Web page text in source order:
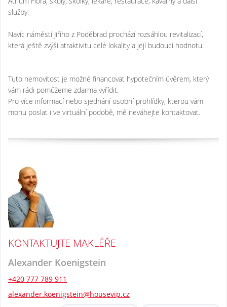
služby.
Navíc náměstí Jiřího z Poděbrad prochází rozsáhlou revitalizací,
která ještě zvýší atraktivitu celé lokality a její budoucí hodnotu.
Tuto nemovitost je možné financovat hypotečním úvěrem, který
vám rádi pomůžeme zdarma vyřídit.
Pro více informací nebo sjednání osobní prohlídky, kterou vám
mohu poslat i ve virtuální podobě, mě neváhejte kontaktovat.
KONTAKTUJTE MAKLÉŘE
Alexander Koenigstein
+420 777 789 911
alexander.koenigstein@housevip.cz